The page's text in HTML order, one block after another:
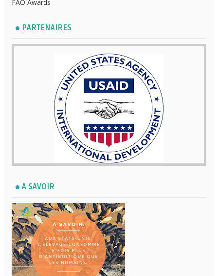
FAO Awards
PARTENAIRES
A SAVOIR